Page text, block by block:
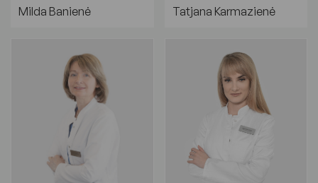
Milda Banienė Tatjana Karmazienė